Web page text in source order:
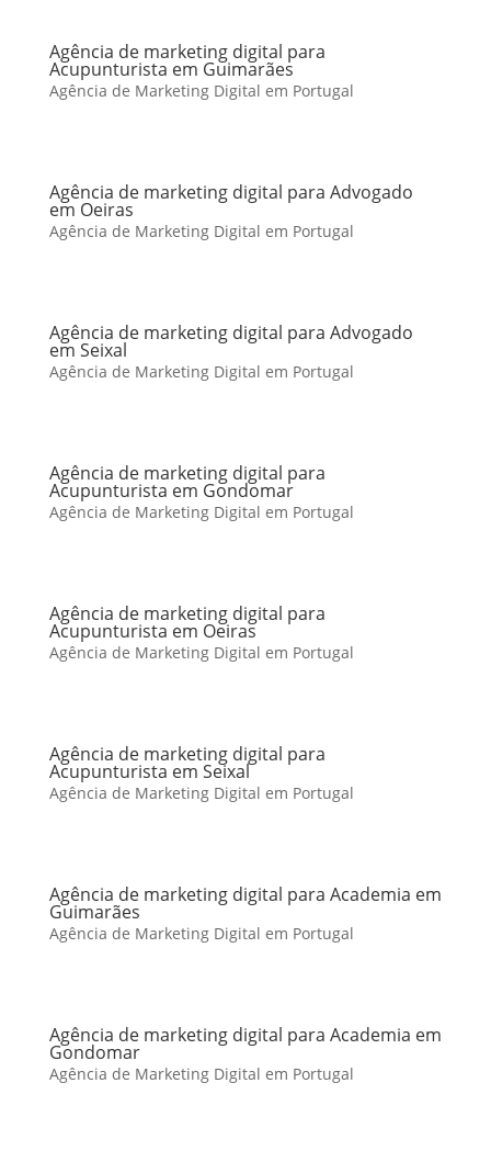
Agência de marketing digital para
Acupunturista em Guimarães
Agência de Marketing Digital em Portugal
Agência de marketing digital para Advogado
em Oeiras
Agência de Marketing Digital em Portugal
Agência de marketing digital para Advogado
em Seixal
Agência de Marketing Digital em Portugal
Agência de marketing digital para
Acupunturista em Gondomar
Agência de Marketing Digital em Portugal
Agência de marketing digital para
Acupunturista em Oeiras
Agência de Marketing Digital em Portugal
Agência de marketing digital para
Acupunturista em Seixal
Agência de Marketing Digital em Portugal
Agência de marketing digital para Academia em
Guimarães
Agência de Marketing Digital em Portugal
Agência de marketing digital para Academia em
Gondomar
Agência de Marketing Digital em Portugal